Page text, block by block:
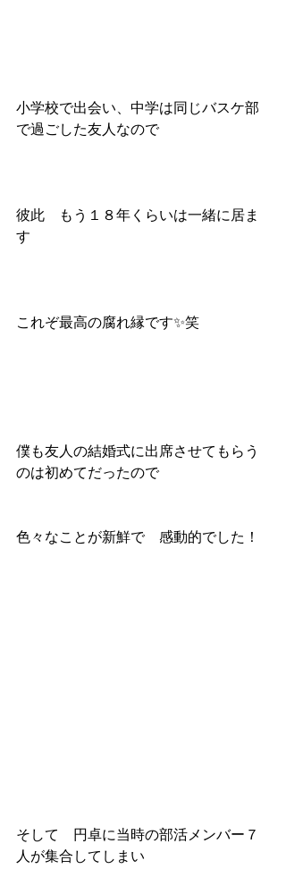
小学校で出会い、中学は同じバスケ部
で過ごした友人なので
彼此　もう１８年くらいは一緒に居ま
す
これぞ最高の腐れ縁です✨笑
僕も友人の結婚式に出席させてもらう
のは初めてだったので
色々なことが新鮮で　感動的でした！
そして　円卓に当時の部活メンバー７
人が集合してしまい